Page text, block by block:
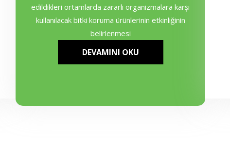
edildikleri ortamlarda zararlı organizmalara karşı
kullanılacak bitki koruma ürünlerinin etkinliğinin
belirlenmesi
DEVAMINI OKU